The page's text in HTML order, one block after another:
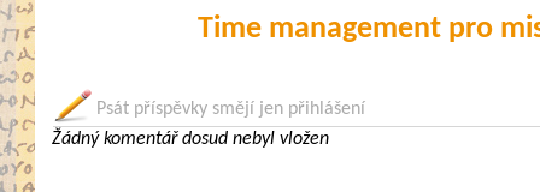
Time management pro
Psát příspěvky smějí jen přihlášení
Žádný komentář dosud nebyl vložen